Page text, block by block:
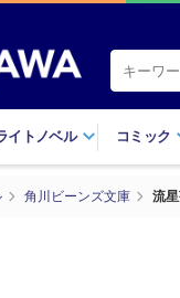
イトノベル コミック
角川ビーンズ文庫 流